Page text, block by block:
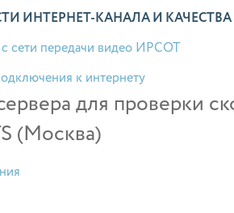
ИНТЕРНЕТ-КАНАЛА И
сети передачи видео ИРСОТ
к интернету
для проверки
(Москва)